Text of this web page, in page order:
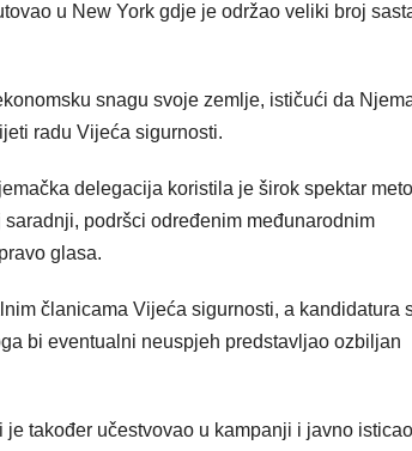
u New York gdje je održao veliki broj
snagu svoje zemlje, ističući da
radu Vijeća sigurnosti.
delegacija koristila je širok spektar
podršci određenim međunarodnim
glasa.
članicama Vijeća sigurnosti, a kandidatura
bi eventualni neuspjeh predstavljao ozbiljan
također učestvovao u kampanji i javno isticao